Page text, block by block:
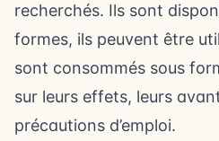
recherchés. Ils sont
formes, ils peuvent être
sont consommés sous
sur leurs effets, leurs
précautions d’emploi.